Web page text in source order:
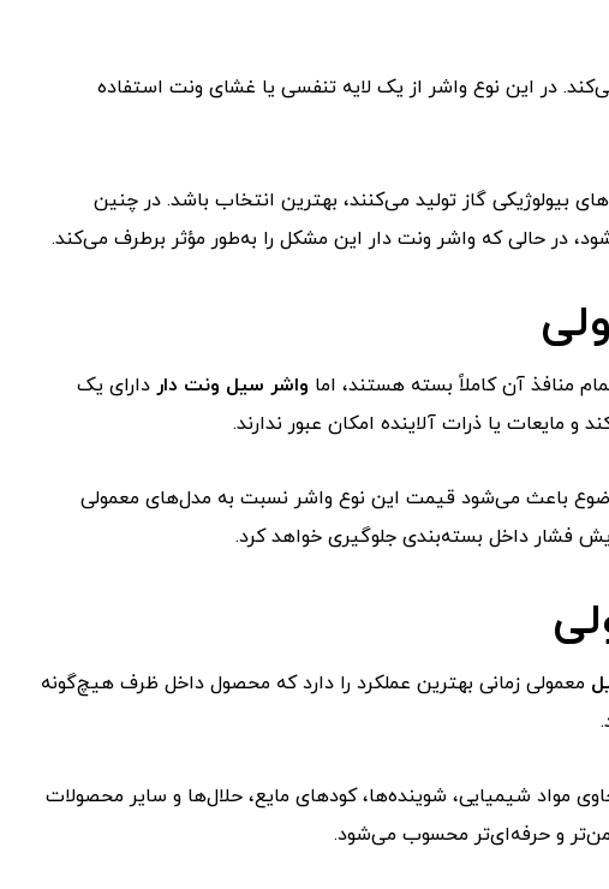
در این نوع واشر از یک لایه تنفسی یا غشای ونت استفاده
گاز تولید می‌کنند، بهترین انتخاب باشد. در چنین
در حالی که واشر ونت دار این مشکل را به‌طور مؤثر برطرف می‌کند.
منافذ آن کاملاً بسته هستند، اما واشر سیل ونت دار دارای یک
مایعات یا ذرات آلاینده امکان عبور ندارند.
موضوع باعث می‌شود قیمت این نوع واشر نسبت به مدل‌های معمولی
فشار داخل بسته‌بندی جلوگیری خواهد کرد.
معمولی زمانی بهترین عملکرد را دارد که محصول داخل ظرف هیچ‌گونه
مواد شیمیایی، شوینده‌ها، کودهای مایع، حلال‌ها و سایر محصولات
و حرفه‌ای‌تر محسوب می‌شود.